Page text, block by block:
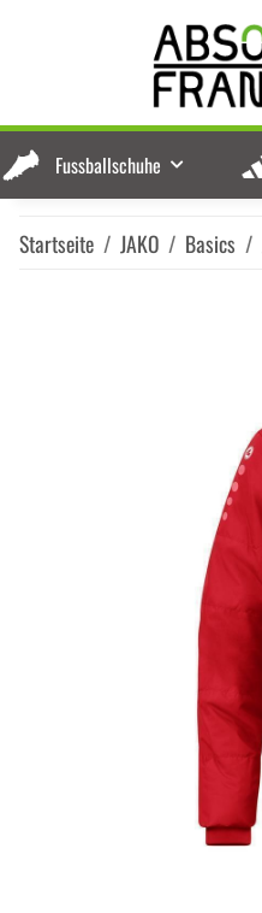
Fussballschuhe
Startseite JAKO Basics